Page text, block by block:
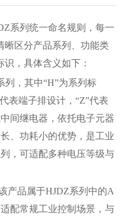
系列统一命名规则，每一
晰区分产品系列、功能类
，具体含义如下：
列，其中“H”为系列标
表端子排设计，“Z”代表
间继电器，依托电子元器
、功耗小的优势，是工业
，可适配多种电压等级与
产品属于HJDZ系列中的A
配常规工业控制场景，与